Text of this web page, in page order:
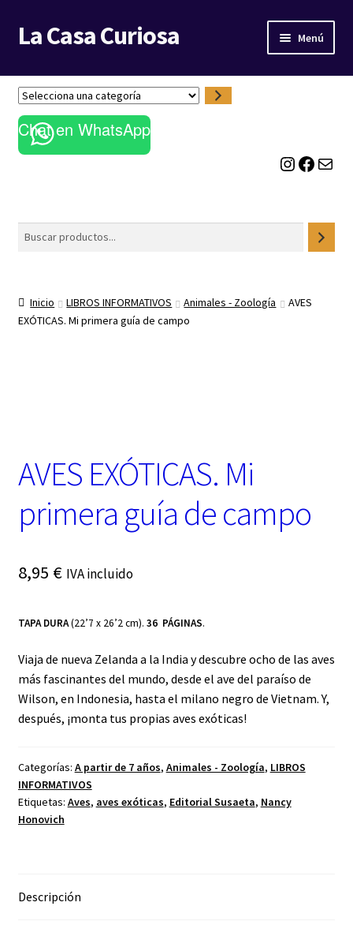
Ir
a
navegación
Ir
al
La Casa Curiosa Menú
LIBRERÍA
BLOG
S
e
l
e
a
c
Chat en WhatsApp
Instagram Facebook Correo electrónico
Buscar
Inicio LIBROS INFORMATIVOS Animales - Zoología
AVES
EXÓTICAS. Mi primera guía de campo
AVES EXÓTICAS. Mi
primera guía de campo
8,95 € IVA incluido
TAPA DURA(22’7 x 26’2 cm). 36 PÁGINAS.
Viaja de nueva Zelanda a la India y descubre ocho de las aves
más fascinantes del mundo, desde el ave del paraíso de
Wilson, en Indonesia, hasta el milano negro de Vietnam. Y,
después, ¡monta tus propias aves exóticas!
Categorías: A partir de 7 años, Animales - Zoología, LIBROS
INFORMATIVOS
Etiquetas: Aves, aves exóticas, Editorial Susaeta, Nancy
Honovich
Descripción